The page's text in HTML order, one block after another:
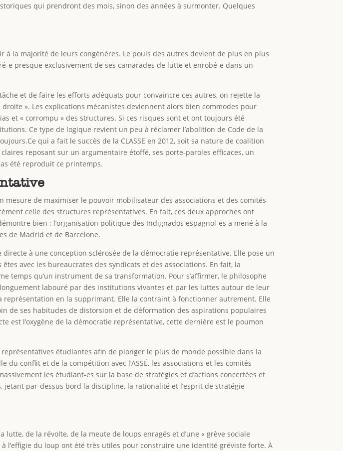
qui prendront des mois, sinon des années à surmonter. Quelques
la majorité de leurs congénères. Le pouls des autres devient de plus en plus
presque exclusivement de ses camarades de lutte et enrobé-e dans un
et de faire les efforts adéquats pour convaincre ces autres, on rejette la
». Les explications mécanistes deviennent alors bien commodes pour
et « corrompu » des structures. Si ces risques sont et ont toujours été
Ce type de logique revient un peu à réclamer l’abolition de Code de la
qui a fait le succès de la CLASSE en 2012, soit sa nature de coalition
reposant sur un argumentaire étoffé, ses porte-paroles efficaces, un
été reproduit ce printemps.
de maximiser le pouvoir mobilisateur des associations et des comités
celle des structures représentatives. En fait, ces deux approches ont
bien : l’organisation politique des Indignados espagnol-es a mené à la
de Madrid et de Barcelone.
à une conception sclérosée de la démocratie représentative. Elle pose un
avec les bureaucrates des syndicats et des associations. En fait, la
temps qu’un instrument de sa transformation. Pour s’affirmer, le philosophe
labouré par des institutions vivantes et par les luttes autour de leur
en la supprimant. Elle la contraint à fonctionner autrement. Elle
de ses habitudes de distorsion et de déformation des aspirations populaires
est l’oxygène de la démocratie représentative, cette dernière est le poumon
étudiantes afin de plonger le plus de monde possible dans la
conflit et de la compétition avec l’ASSÉ, les associations et les comités
les étudiant-es sur la base de stratégies et d’actions concertées et
par-dessus bord la discipline, la rationalité et l’esprit de stratégie
lutte, de la révolte, de la meute de loups enragés et d’une « grève sociale
l’effigie du loup ont été très utiles pour construire une identité gréviste forte. À